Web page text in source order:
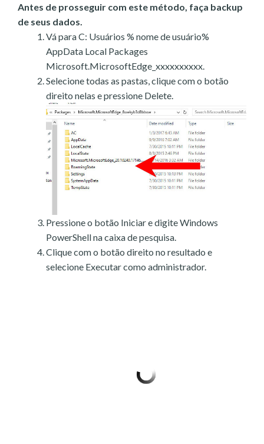
Antes de prosseguir com este método, faça backup
de seus dados.
Vá para C: Usuários % nome de usuário%
AppData Local Packages
Microsoft.MicrosoftEdge_xxxxxxxxxx.
Selecione todas as pastas, clique com o botão
direito nelas e pressione Delete.
Pressione o botão Iniciar e digite Windows
PowerShell na caixa de pesquisa.
Clique com o botão direito no resultado e
selecione Executar como administrador.